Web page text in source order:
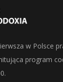
w Polsce
program